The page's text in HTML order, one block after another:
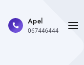
Apel
067446444